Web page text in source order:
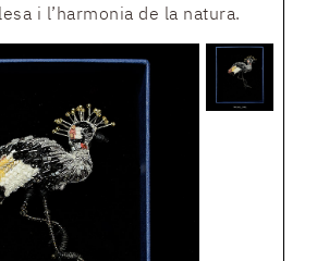
i l’harmonia de la natura.